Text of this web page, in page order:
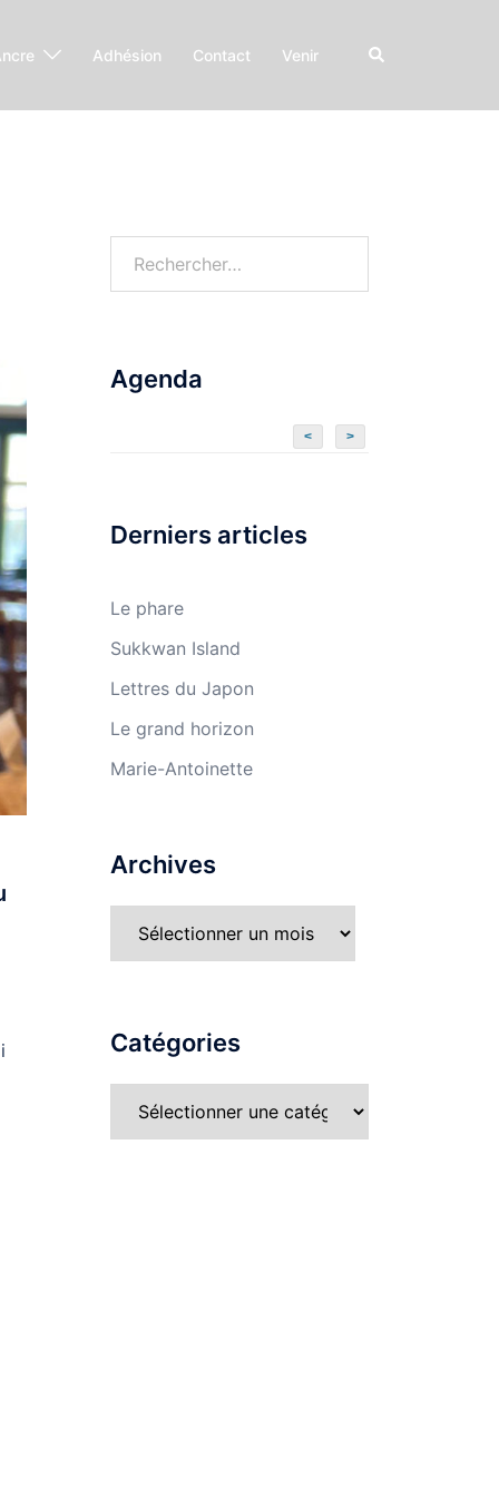
Adhésion Contact Venir
Agenda
< >
Derniers articles
Le phare
Sukkwan Island
Lettres du Japon
Le grand horizon
Marie-Antoinette
Archives
Catégories